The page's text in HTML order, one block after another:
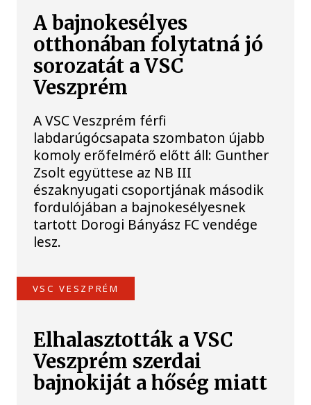
A bajnokesélyes
otthonában folytatná jó
sorozatát a VSC
Veszprém
A VSC Veszprém férfi
labdarúgócsapata szombaton újabb
komoly erőfelmérő előtt áll: Gunther
Zsolt együttese az NB III
északnyugati csoportjának második
fordulójában a bajnokesélyesnek
tartott Dorogi Bányász FC vendége
lesz.
VSC VESZPRÉM
Elhalasztották a VSC
Veszprém szerdai
bajnokiját a hőség miatt